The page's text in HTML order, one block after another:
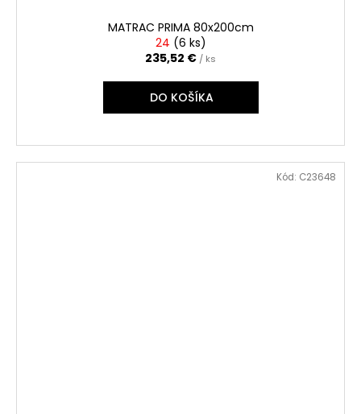
MATRAC PRIMA 80x200cm
24 (6 ks)
235,52 € / ks
DO KOŠÍKA
Kód: C23648